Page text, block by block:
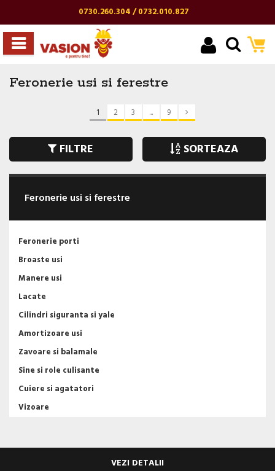
0730.260.304 / 0732.010.827
Feronerie usi si ferestre
1 2 3 ... 9
FILTRE SORTEAZA
Feronerie usi si ferestre
Feronerie porti
Broaste usi
Manere usi
Lacate
Cilindri siguranta si yale
Amortizoare usi
Zavoare si balamale
Sine si role culisante
Cuiere si agatatori
Vizoare
VEZI DETALII